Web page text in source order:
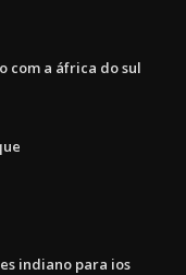
com a áfrica do sul
indiano para ios